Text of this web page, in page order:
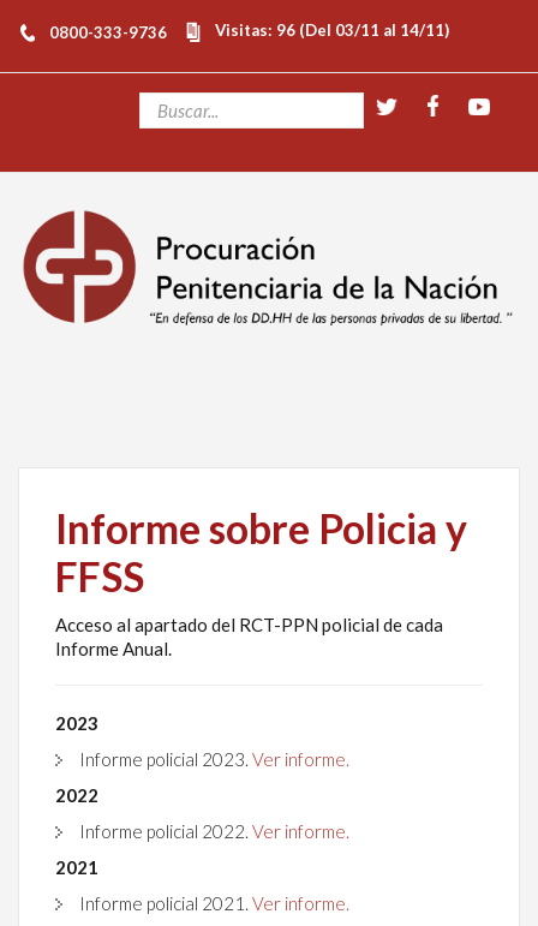
0800-333-9736 Visitas: 96 (Del 03/11 al 14/11)
Informe sobre Policia y
FFSS
Acceso al apartado del RCT-PPN policial de cada
Informe Anual.
2023
Informe policial 2023. Ver informe.
2022
Informe policial 2022. Ver informe.
2021
Informe policial 2021. Ver informe.